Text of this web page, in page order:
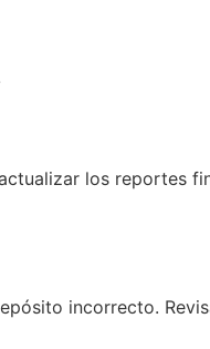
los reportes
incorrecto.